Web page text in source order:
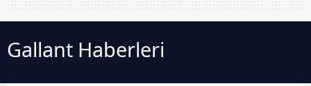
Gallant Haberleri